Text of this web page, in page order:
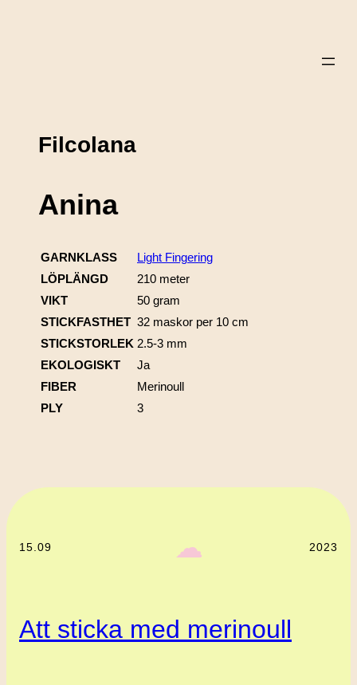
Filcolana
Anina
GARNKLASS
Light Fingering
LÖPLÄNGD
210 meter
VIKT
50 gram
STICKFASTHET 32 maskor per 10 cm
STICKSTORLEK 2.5-3 mm
EKOLOGISKT
Ja
FIBER
Merinoull
PLY
3
15.09 ‎ ‎‎ ☁︎‎‎ 2023
Att sticka med merinoull